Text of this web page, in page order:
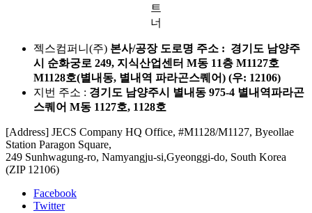
트
너
젝스컴퍼니(주) 본사/공장 도로명 주소 : 경기도 남양주
시 순화궁로 249, 지식산업센터 M동 11층 M1127호
M1128호(별내동, 별내역 파라곤스퀘어) (우: 12106)
지번 주소 : 경기도 남양주시 별내동 975-4 별내역파라곤
스퀘어 M동 1127호, 1128호
[Address] JECS Company HQ Office, #M1128/M1127, Byeollae
Station Paragon Square,
249 Sunhwagung-ro, Namyangju-si,Gyeonggi-do, South Korea
(ZIP 12106)
Facebook
Twitter